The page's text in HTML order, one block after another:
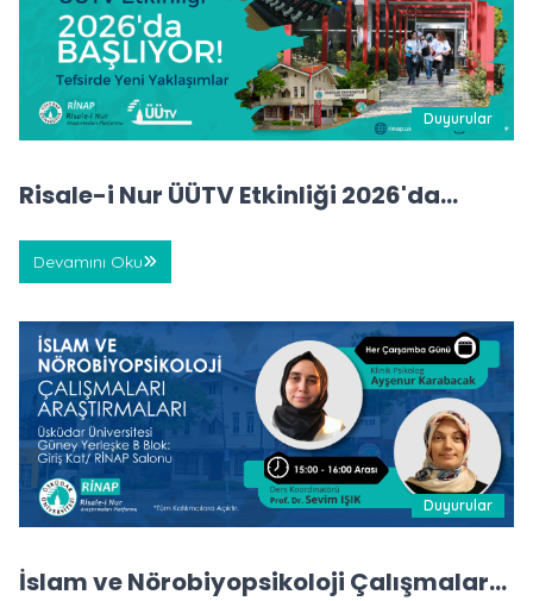
Duyurular
Risale-i Nur ÜÜTV Etkinliği 2026'da
Devamını Oku
Duyurular
İslam ve Nörobiyopsikoloji Çalışmaları